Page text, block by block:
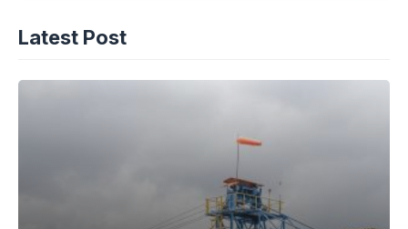
Latest Post